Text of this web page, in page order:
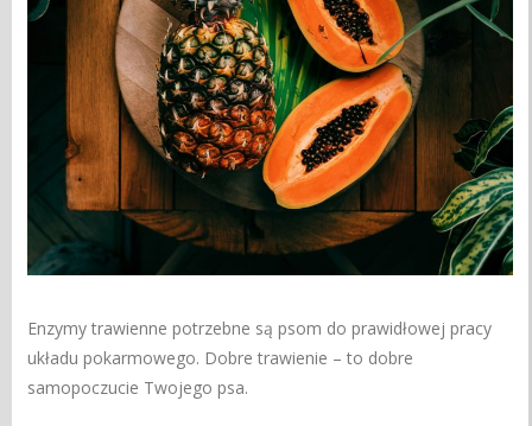
Enzymy trawienne potrzebne są psom do prawidłowej pracy
układu pokarmowego. Dobre trawienie – to dobre
samopoczucie Twojego psa.